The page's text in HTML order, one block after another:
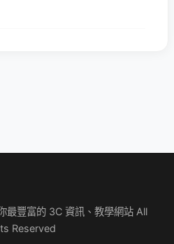
豐富的 3C 資訊、教學網站 All
Reserved